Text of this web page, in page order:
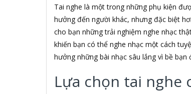
ABCNOVEL
ABN
ACASIS
ACCESS
Accessorize
Acer
ACNES
Tai nghe là một trong những phụ kiện
hưởng đến người khác, nhưng đặc biệt
cho bạn những trải nghiệm nghe nhạc
khiến bạn có thể nghe nhạc một cách
hưởng những bài nhạc sâu lắng vì bề bạn
Lựa chọn tai nghe